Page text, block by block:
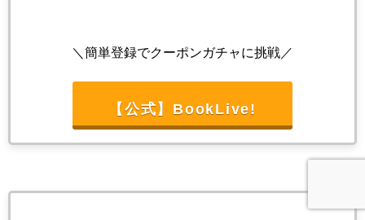
＼簡単登録でクーポンガチャに挑戦／
【公式】BookLive!